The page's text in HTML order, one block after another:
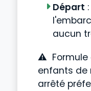
Départ
aucun
⚠ Formule
enfants de
arrêté